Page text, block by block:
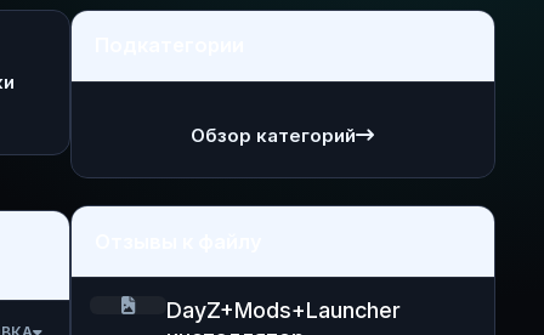
Обзор категорий
DayZ+Mods+Launcher